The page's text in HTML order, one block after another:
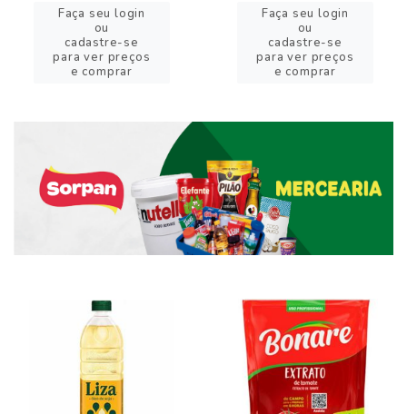
Faça seu login
ou
cadastre-se
para ver preços
e comprar
Faça seu login
ou
cadastre-se
para ver preços
e comprar